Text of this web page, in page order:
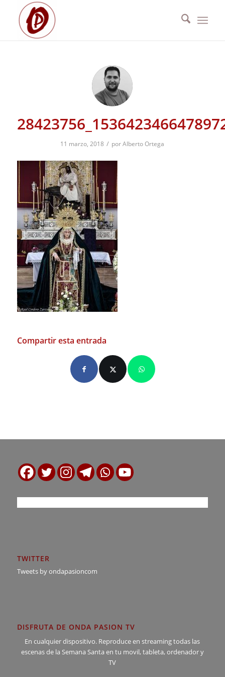
11 marzo, 2018 / porAlberto Ortega
Compartir esta entrada
TWITTER
Tweets by ondapasioncom
DISFRUTA DE ONDA PASION TV
En cualquier dispositivo. Reproduce en streaming todas las
escenas de la Semana Santa en tu movil, tableta, ordenador y
TV